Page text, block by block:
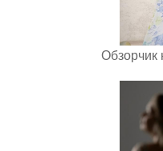
Обзорчик